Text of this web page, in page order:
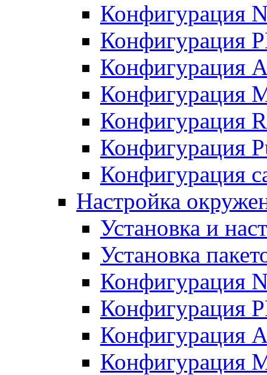
Конфигурация
Конфигурация
Конфигурация
Конфигурация
Конфигурация
Конфигурация
Конфигурация
Настройка
Установка и
Установка
Конфигурация
Конфигурация
Конфигурация
Конфигурация